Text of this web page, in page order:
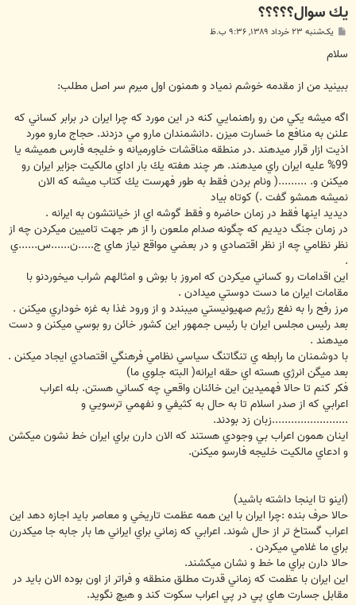
يك سوال؟؟؟؟؟
ت
یک‌شنبه ۲۳ خرداد ۱۳۸۹, ۹:۳۶ ب.ظ
سلام
ببينيد من از مقدمه خوشم نمياد و همنون اول ميرم سر اصل مطلب:
اگه ميشه يكي من رو راهنمايي كنه در اين مورد كه چرا ايران در برابر كساني كه
علنن به منافع ما خسارت ميزن .دانشمندان مارو مي دزدند. حجاج مارو مورد
اذيت ازار قرار ميدهند .در منطقه مناقشات خاورميانه و خليجه فارس هميشه يا
99% عليه ايران راي ميدهند. هر چند هفته يك بار اداي مالكيت جزاير ايران رو
ميكنن و. .........( ونام بردن فقط به طور فهرست يك كتاب ميشه كه الان
نميشه همشو گفت .) كوتاه بياد
ديديد اينها فقط در زمان حاضره و فقط گوشه اي از خيانتشون به ايرانه .
در زمان جنگ ديديم كه چگونه صدام ملعون را از هر جهت تاميين ميكردن چه از
نظر نظامي چه از نظر اقتصادي و در بعضي مواقع نياز هاي ج.....ن......س......ي
.
اين اقدامات رو كساني ميكردن كه امروز با بوش و امثالهم شراب ميخوردنو با
مقامات ايران ما دست دوستي ميدادن .
مرز رفح را به نفع رژيم صهيونيستي ميبندد و از ورود غذا به غزه خوداري ميكنن .
بعد رئيس مجلس ايران با رئيس جمهور اين كشور خائن رو بوسي ميكنن و دست
ميدهند .
با دوشمنان ما رابطه ي تنگاتنگ سياسي نظامي فرهنگي اقتصادي ايجاد ميكنن .
بعد ميگن انرژي هسته اي حقه ايرانه( البته جلوي ما)
فكر كنم تا حالا فهميدين اين خائنان واقعي چه كساني هستن. بله اعراب
اعرابي كه از صدر اسلام تا به حال به كثيفي و نفهمي ترسويي و
........................زبان زد بودند.
اينان همون اعراب بي وجودي هستند كه الان دارن براي ايران خط نشون ميكشن
و ادعاي مالكيت خليجه فارسو ميكنن.
(اينو تا اينجا داشته باشيد)
حالا حرف بنده :چرا ايران با اين همه عظمت تاريخي و معاصر بايد اجازه دهد اين
اعراب گستاخ تر از حال شوند. اعرابي كه زماني براي ايراني ها بار جابه جا ميكدرن
براي ما غلامي ميكردن .
حالا دارن براي ما خط و نشان ميكشند.
اين ايران با عظمت كه زماني قدرت مطلق منطقه و فراتر از اون بوده الان بايد در
مقابل جسارت هاي پي در پي اعراب سكوت كند و هيچ نگويد.